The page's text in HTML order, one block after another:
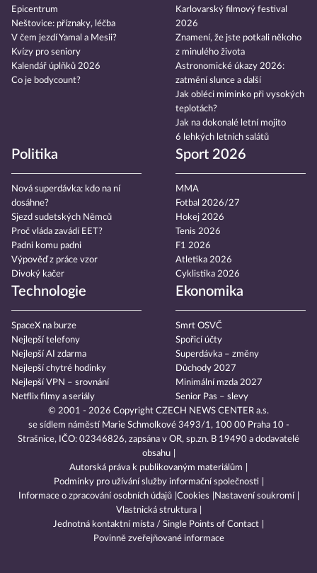
Epicentrum
Neštovice: příznaky, léčba
V čem jezdí Yamal a Mesii?
Kvízy pro seniory
Kalendář úplňků 2026
Co je bodycount?
Karlovarský filmový festival
2026
Znamení, že jste potkali někoho
z minulého života
Astronomické úkazy 2026:
zatmění slunce a další
Jak obléci miminko při vysokých
teplotách?
Jak na dokonalé letní mojito
6 lehkých letních salátů
Politika
Nová superdávka: kdo na ní
dosáhne?
Sjezd sudetských Němců
Proč vláda zavádí EET?
Padni komu padni
Výpověď z práce vzor
Divoký kačer
Sport 2026
MMA
Fotbal 2026/27
Hokej 2026
Tenis 2026
F1 2026
Atletika 2026
Cyklistika 2026
Technologie
SpaceX na burze
Nejlepší telefony
Nejlepší AI zdarma
Nejlepší chytré hodinky
Nejlepší VPN – srovnání
Netflix filmy a seriály
Ekonomika
Smrt OSVČ
Spořicí účty
Superdávka – změny
Důchody 2027
Minimální mzda 2027
Senior Pas – slevy
© 2001 - 2026 Copyright CZECH NEWS CENTER a.s.
se sídlem náměstí Marie Schmolkové 3493/1, 100 00 Praha 10 -
Strašnice, IČO: 02346826, zapsána v OR, sp.zn. B 19490 a dodavatelé
obsahu
Autorská práva k publikovaným materiálům
Podmínky pro užívání služby informační společnosti
Informace o zpracování osobních údajů Cookies
Nastavení soukromí
Vlastnická struktura
Jednotná kontaktní místa / Single Points of Contact
Povinně zveřejňované informace